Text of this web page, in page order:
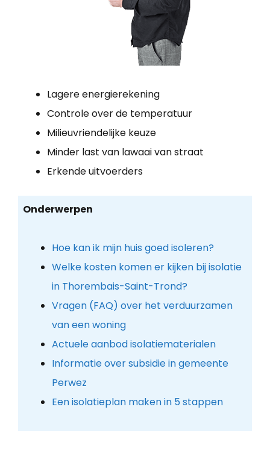
Lagere energierekening
Controle over de temperatuur
Milieuvriendelijke keuze
Minder last van lawaai van straat
Erkende uitvoerders
Onderwerpen
Hoe kan ik mijn huis goed isoleren?
Welke kosten komen er kijken bij isolatie
in Thorembais-Saint-Trond?
Vragen (FAQ) over het verduurzamen
van een woning
Actuele aanbod isolatiematerialen
Informatie over subsidie in gemeente
Perwez
Een isolatieplan maken in 5 stappen